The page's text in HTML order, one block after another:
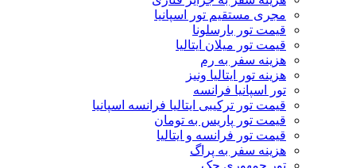
مجری مستقیم تور اسپانیا
قیمت تور بارسلونا
قیمت تور میلان ایتالیا
هزینه سفر به رم
هزینه تور ایتالیا ونیز
تور اسپانیا فرانسه
قیمت تور ترکیبی ایتالیا فرانسه اسپانیا
قیمت تور پاریس به تومان
قیمت تور فرانسه و ایتالیا
هزینه سفر به پراگ
تور جمهوری چک